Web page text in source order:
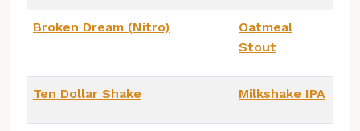
Broken Dream (Nitro)
Oatmeal
Stout
Ten Dollar Shake Milkshake IPA